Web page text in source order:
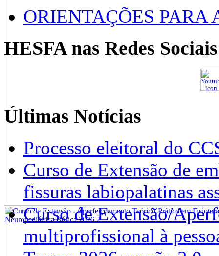
ORIENTAÇÕES PARA
HESFA nas Redes Sociais
Últimas Notícias
Processo eleitoral do
Curso de Extensão de
fissuras labiopalatinas
Curso de Extensão/
multiprofissional à